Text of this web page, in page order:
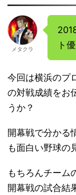
メタクラ
ト
今回は横浜のプ
の対戦成績をお
うか？
開幕戦で分かる
も面白い野球の
もちろんチーム
開幕戦の試合結